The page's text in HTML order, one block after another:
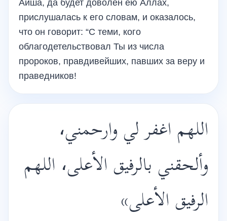
Аиша, да будет доволен ею Аллах,
прислушалась к его словам, и оказалось,
что он говорит: “С теми, кого
облагодетельствовал Ты из числа
пророков, правдивейших, павших за веру и
праведников!
اللهم اغفر لي وارحمني،
وألحقني بالرفيق الأعلى، اللهم
الرفيق الأعلى»